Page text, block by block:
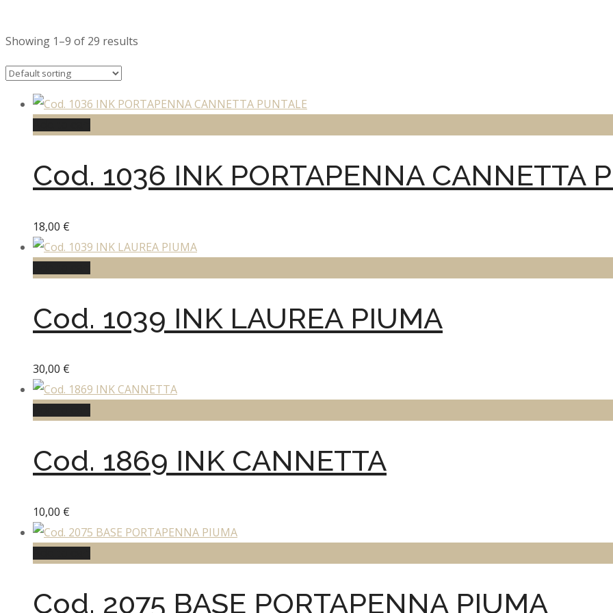
Showing 1–9 of 29 results
Cod. 1036 INK PORTAPENNA CANNETTA
18,00 €
Cod. 1039 INK LAUREA PIUMA
30,00 €
Cod. 1869 INK CANNETTA
10,00 €
Cod. 2075 BASE PORTAPENNA PIUMA